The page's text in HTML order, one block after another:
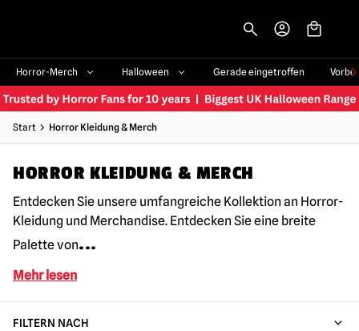
Horror-Merch Halloween Gerade eingetroffen
Start Horror Kleidung & Merch
HORROR KLEIDUNG & MERCH
Entdecken Sie unsere umfangreiche Kollektion an Horror-
Kleidung und Merchandise. Entdecken Sie eine breite
Palette von...
Mehr lesen
FILTERN NACH